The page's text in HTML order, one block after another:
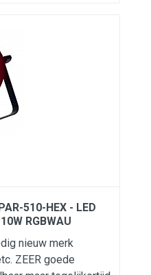
510-HEX - LED
RGBWAU
nieuw merk
ZEER goede